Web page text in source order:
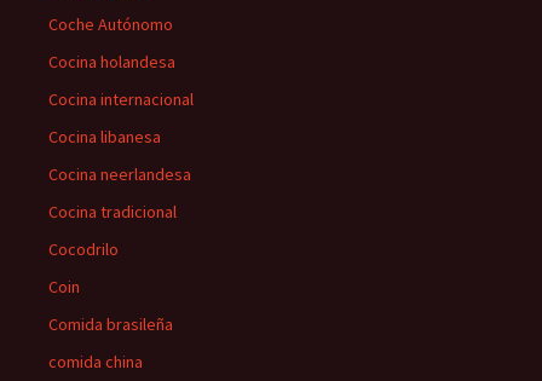
Coche Autónomo
Cocina holandesa
Cocina internacional
Cocina libanesa
Cocina neerlandesa
Cocina tradicional
Cocodrilo
Coin
Comida brasileña
comida china